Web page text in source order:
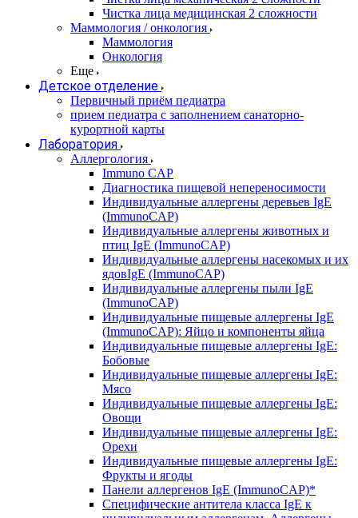
Чистка лица медицинская 2 сложности
Маммология / онкология
Маммология
Онкология
Еще
Детское отделение
Первичный приём педиатра
прием педиатра с заполнением санаторно-
курортной карты
Лаборатория
Аллергология
Immuno CAP
Диагностика пищевой непереносимости
Индивидуальные аллергены деревьев IgE
(ImmunoCAP)
Индивидуальные аллергены животных и
птиц IgE (ImmunoCAP)
Индивидуальные аллергены насекомых и их
ядовIgE (ImmunoCAP)
Индивидуальные аллергены пыли IgE
(ImmunoCAP)
Индивидуальные пищевые аллергены IgE
(ImmunoCAP): Яйцо и компоненты яйца
Индивидуальные пищевые аллергены IgE:
Бобовые
Индивидуальные пищевые аллергены IgE:
Мясо
Индивидуальные пищевые аллергены IgE:
Овощи
Индивидуальные пищевые аллергены IgE:
Орехи
Индивидуальные пищевые аллергены IgE:
Фрукты и ягоды
Панели аллергенов IgE (ImmunoCAP)*
Специфические антитела класса IgE к